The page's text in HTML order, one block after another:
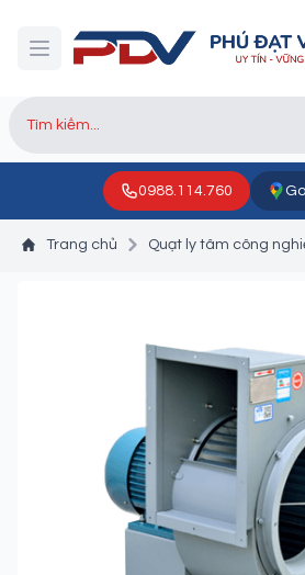
0988.114.760
Trang chủ Quạt ly tâm công